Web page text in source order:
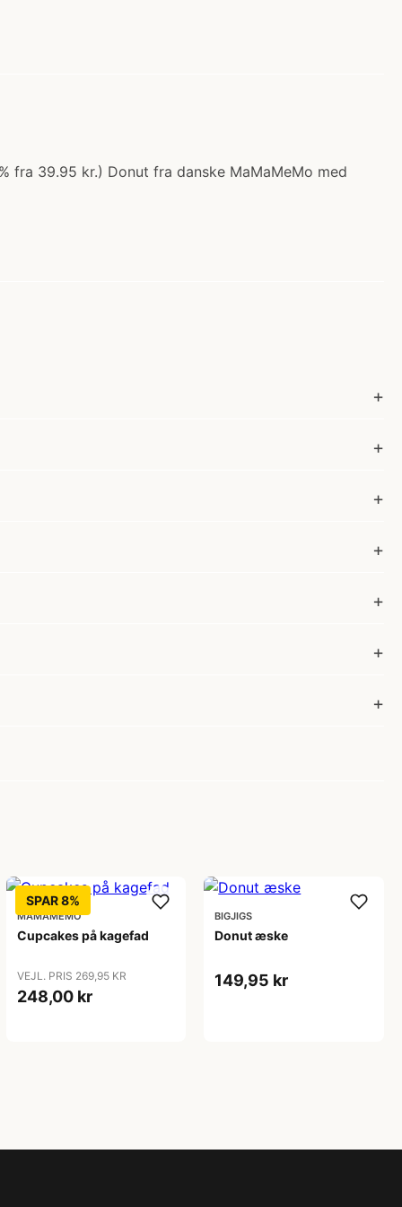
fra 39.95 kr.) Donut fra danske MaMaMeMo med
SPAR 8%
MAMAMEMO
Cupcakes på kagefad
VEJL. PRIS 269,95 KR
248,00 kr
BIGJIGS
Donut æske
149,95 kr